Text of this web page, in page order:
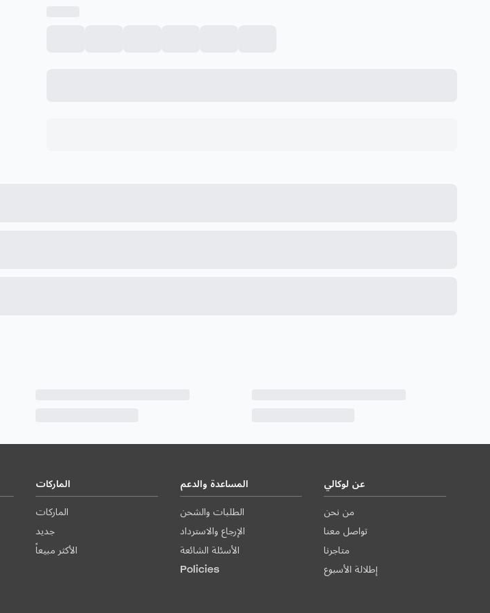
الماركات
الماركات
جديد
الأكثر مبيعاً
المساعدة والدعم
الطلبات والشحن
الإرجاع والاسترداد
الأسئلة الشائعة
Policies
عن لوكالي
من نحن
تواصل معنا
متاجرنا
إطلالة الأسبوع